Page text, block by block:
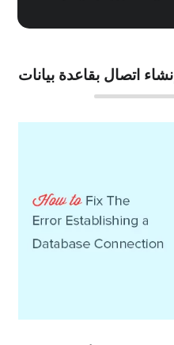
إنشاء اتصال بقاعدة بيانات